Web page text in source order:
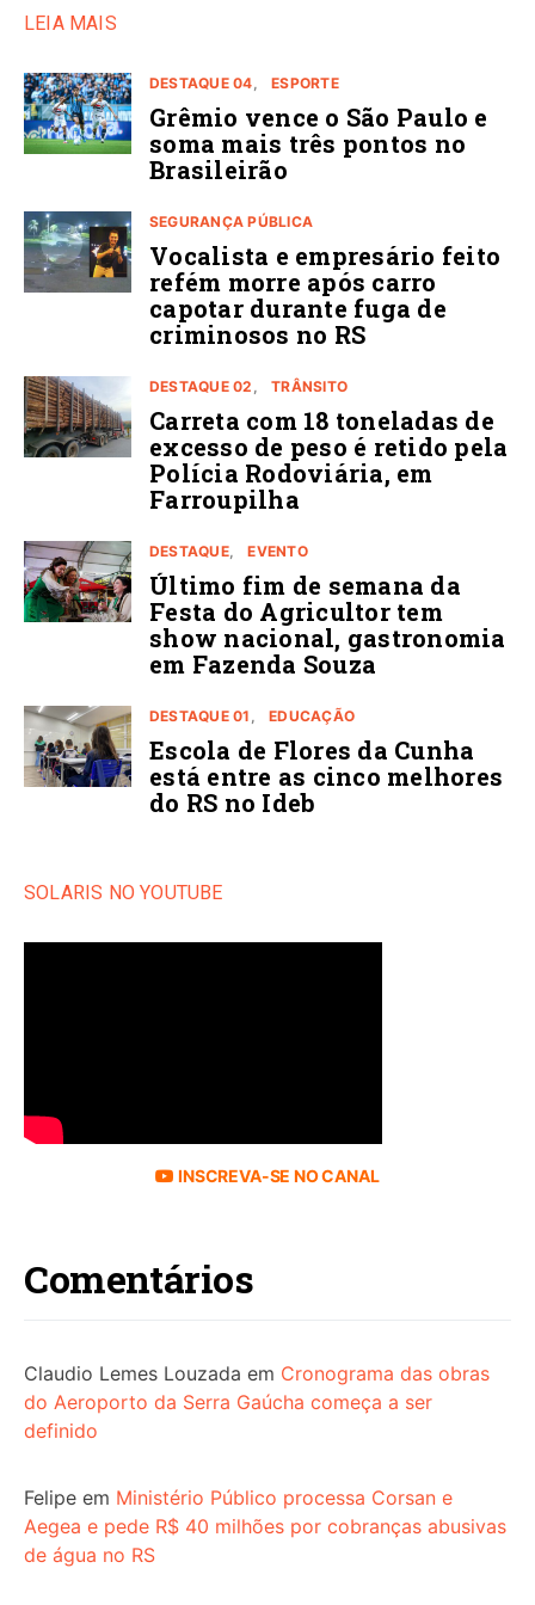
LEIA MAIS
DESTAQUE 04 ESPORTE
Grêmio vence o São Paulo e
soma mais três pontos no
Brasileirão
SEGURANÇA PÚBLICA
Vocalista e empresário feito
refém morre após carro
capotar durante fuga de
criminosos no RS
DESTAQUE 02 TRÂNSITO
Carreta com 18 toneladas de
excesso de peso é retido pela
Polícia Rodoviária, em
Farroupilha
DESTAQUE EVENTO
Último fim de semana da
Festa do Agricultor tem
show nacional, gastronomia
em Fazenda Souza
DESTAQUE 01 EDUCAÇÃO
Escola de Flores da Cunha
está entre as cinco melhores
do RS no Ideb
SOLARIS NO YOUTUBE
INSCREVA-SE NO CANAL
Comentários
Claudio Lemes Louzada em Cronograma das obras
do Aeroporto da Serra Gaúcha começa a ser
definido
Felipe em Ministério Público processa Corsan e
Aegea e pede R$ 40 milhões por cobranças abusivas
de água no RS